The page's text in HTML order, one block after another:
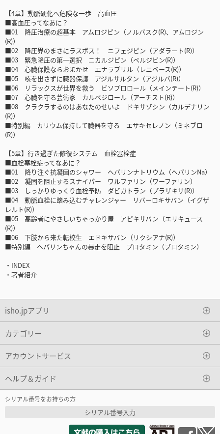
【4章】動脈硬化へ危険な一歩 高血圧
■高血圧ってなあに？
■01 降圧治療の超基本 アムロジピン（ノルバスク(R)、アムロジン
(R)）
■02 降圧界のまさにラスボス！ ニフェジピン（アダラート(R)）
■03 緊急降圧の第一選択 ニカルジピン（ペルジピン(R)）
■04 心臓保護ならおまかせ エナラプリル（レニベース(R)）
■05 咳を出さずに臓器保護 アジルサルタン（アジルバ(R)）
■06 リラックスが世界を救う ビソプロロール（メインテート(R)）
■07 心臓を守る芸術家 カルベジロール（アーチスト(R)）
■08 クラクラするのはあなたのせいよ ドキサゾシン（カルデナリン
(R)）
■特別編 カリウム保持して臓器を守る エサキセレノン（ミネブロ
(R)）
【5章】行き過ぎた修復システム 血栓塞栓症
■血栓塞栓症ってなあに？
■01 降り注ぐ抗凝固のシャワー ヘパリンナトリウム（ヘパリンNa）
■02 凝固を阻止するスナイパー ワルファリン（ワーファリン）
■03 しっかりゆっくり血栓予防 ダビガトラン（プラザキサ(R)）
■04 動脈血栓に踏み込むチャレンジャー リバーロキサバン（イグザ
レルト(R)）
■05 高齢者にやさしいちゃっかり屋 アピキサバン（エリキュース
(R)）
■06 下肢から来た転校生 エドキサバン（リクシアナ(R)）
■特別編 ヘパリンちゃんの暴走を阻止 プロタミン（プロタミン）
・INDEX
・著者紹介
isho.jpアプリ
カテゴリー
アカウントサービス
ヘルプ＆ガイド
シリアル番号をお持ちの方
シリアル番号入力